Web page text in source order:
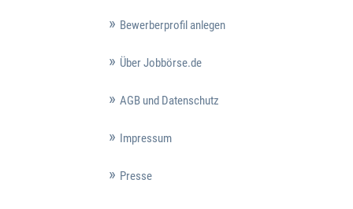
Bewerberprofil anlegen
Über Jobbörse.de
AGB und Datenschutz
Impressum
Presse